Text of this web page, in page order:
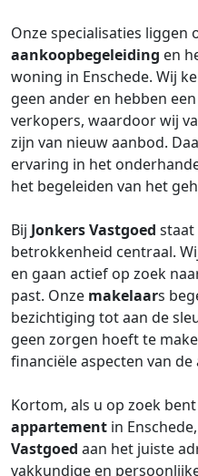
Onze specialisaties liggen
aankoopbegeleiding en
woning in Enschede. Wij
geen ander en hebben
verkopers, waardoor wij
zijn van nieuw aanbod.
ervaring in het
het begeleiden van het
Bij Jonkers Vastgoed staat
betrokkenheid centraal.
en gaan actief op zoek
past. Onze makelaars
bezichtiging tot aan de
geen zorgen hoeft te
financiële aspecten van de
Kortom, als u op zoek
appartement in
Vastgoed aan het juiste
vakkundige en